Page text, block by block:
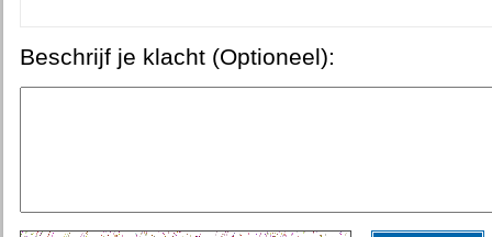
Beschrijf je klacht (Optioneel):